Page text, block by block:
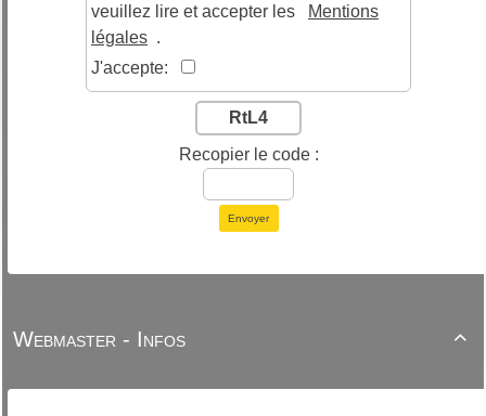
veuillez lire et accepter les
Mentions
légales .
J'accepte:
RtL4
Recopier le code :
Envoyer

Webmaster - Infos